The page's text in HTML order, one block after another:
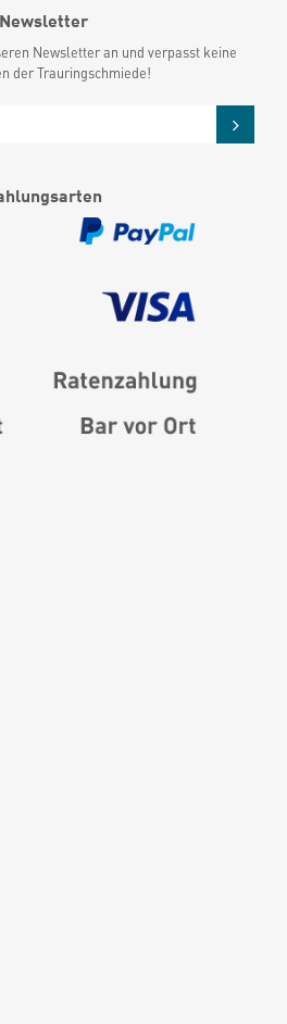
Newsletter
Newsletter an und verpasst keine
der Trauringschmiede!